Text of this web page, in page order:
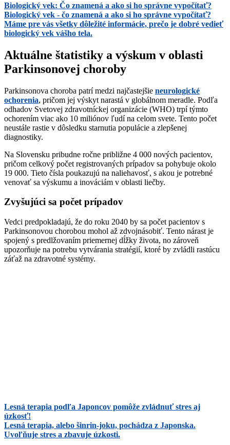
Biologický vek: Čo znamená a ako si ho správne vypočítať?
Biologický vek - čo znamená a ako si ho správne vypočítať?
Máme pre vás všetky dôležité informácie, prečo je dobré vedieť
biologický vek vášho tela.
Aktuálne štatistiky a výskum v oblasti
Parkinsonovej choroby
Parkinsonova choroba patrí medzi najčastejšie neurologické
ochorenia, pričom jej výskyt narastá v globálnom meradle. Podľa
odhadov Svetovej zdravotníckej organizácie (WHO) trpí týmto
ochorením viac ako 10 miliónov ľudí na celom svete. Tento počet
neustále rastie v dôsledku starnutia populácie a zlepšenej
diagnostiky.
Na Slovensku pribudne ročne približne 4 000 nových pacientov,
pričom celkový počet registrovaných prípadov sa pohybuje okolo
19 000. Tieto čísla poukazujú na naliehavosť, s akou je potrebné
venovať sa výskumu a inováciám v oblasti liečby.
Zvyšujúci sa počet prípadov
Vedci predpokladajú, že do roku 2040 by sa počet pacientov s
Parkinsonovou chorobou mohol až zdvojnásobiť. Tento nárast je
spojený s predlžovaním priemernej dĺžky života, no zároveň
upozorňuje na potrebu vytvárania stratégií, ktoré by zvládli rastúcu
záťaž na zdravotné systémy.
Lesná terapia podľa Japoncov pomôže zvládnuť stres aj
úzkosť!
Lesná terapia, alebo šinrin-joku, pochádza z Japonska.
Uvoľňuje stres a zbavuje úzkosti.